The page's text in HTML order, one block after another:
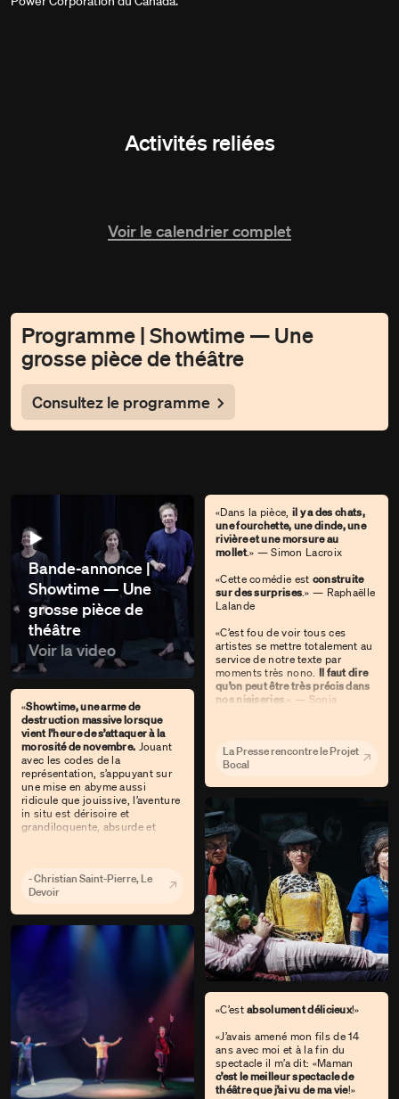
Activités reliées
Voir le calendrier complet
Programme | Showtime — Une
grosse pièce de théâtre
Consultez le programme
Bande-annonce |
Showtime — Une
grosse pièce de
théâtre
Voir la video
«Showtime, une arme de
destruction massive lorsque
vient l’heure de s’attaquer à la
morosité de novembre. Jouant
avec les codes de la
représentation, s’appuyant sur
une mise en abyme aussi
ridicule que jouissive, l’aventure
in situ est dérisoire et
grandiloquente, absurde et
- Christian Saint-Pierre, Le
Devoir
«Dans la pièce, il y a des chats,
une fourchette, une dinde, une
rivière et une morsure au
mollet.» — Simon Lacroix
«Cette comédie est construite
sur des surprises.» — Raphaëlle
Lalande
«C’est fou de voir tous ces
artistes se mettre totalement au
service de notre texte par
moments très nono. Il faut dire
qu’on peut être très précis dans
nos niaiseries .» — Sonia
La Presse rencontre le Projet
Bocal
«C’estabsolument délicieux!»
«J’avais amené mon fils de 14
ans avec moi et à la fin du
spectacle il m’a dit: «Maman
c’est le meilleur spectacle de
théâtre que j’ai vu de ma vie!»